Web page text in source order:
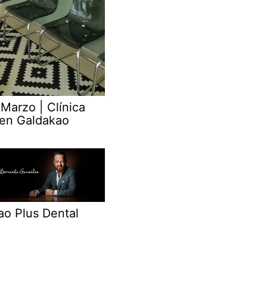
| Clínica
Galdakao
Plus Dental